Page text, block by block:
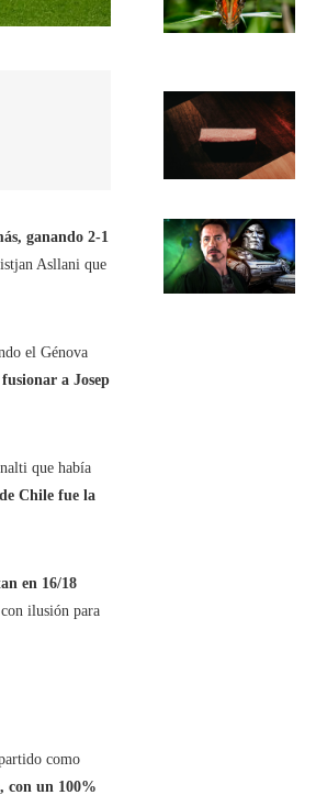
ganando 2-1
Asllani que
el Génova
a Josep
que había
Chile fue la
en 16/18
ilusión para
como
con un 100%